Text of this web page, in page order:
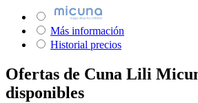
Más información
Historial precios
Ofertas de Cuna Lili
disponibles